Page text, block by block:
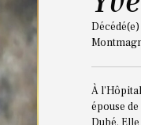
À l'Hôpital
épouse